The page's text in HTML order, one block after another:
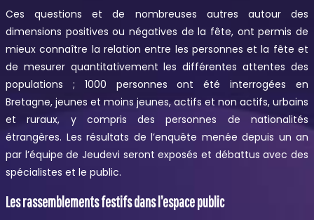
Ces questions et de nombreuses autres autour des
dimensions positives ou négatives de la fête, ont permis de
mieux connaître la relation entre les personnes et la fête et
de mesurer quantitativement les différentes attentes des
populations ; 1000 personnes ont été interrogées en
Bretagne, jeunes et moins jeunes, actifs et non actifs, urbains
et ruraux, y compris des personnes de nationalités
étrangères. Les résultats de l’enquête menée depuis un an
par l’équipe de Jeudevi seront exposés et débattus avec des
spécialistes et le public.
Les rassemblements festifs dans l’espace public